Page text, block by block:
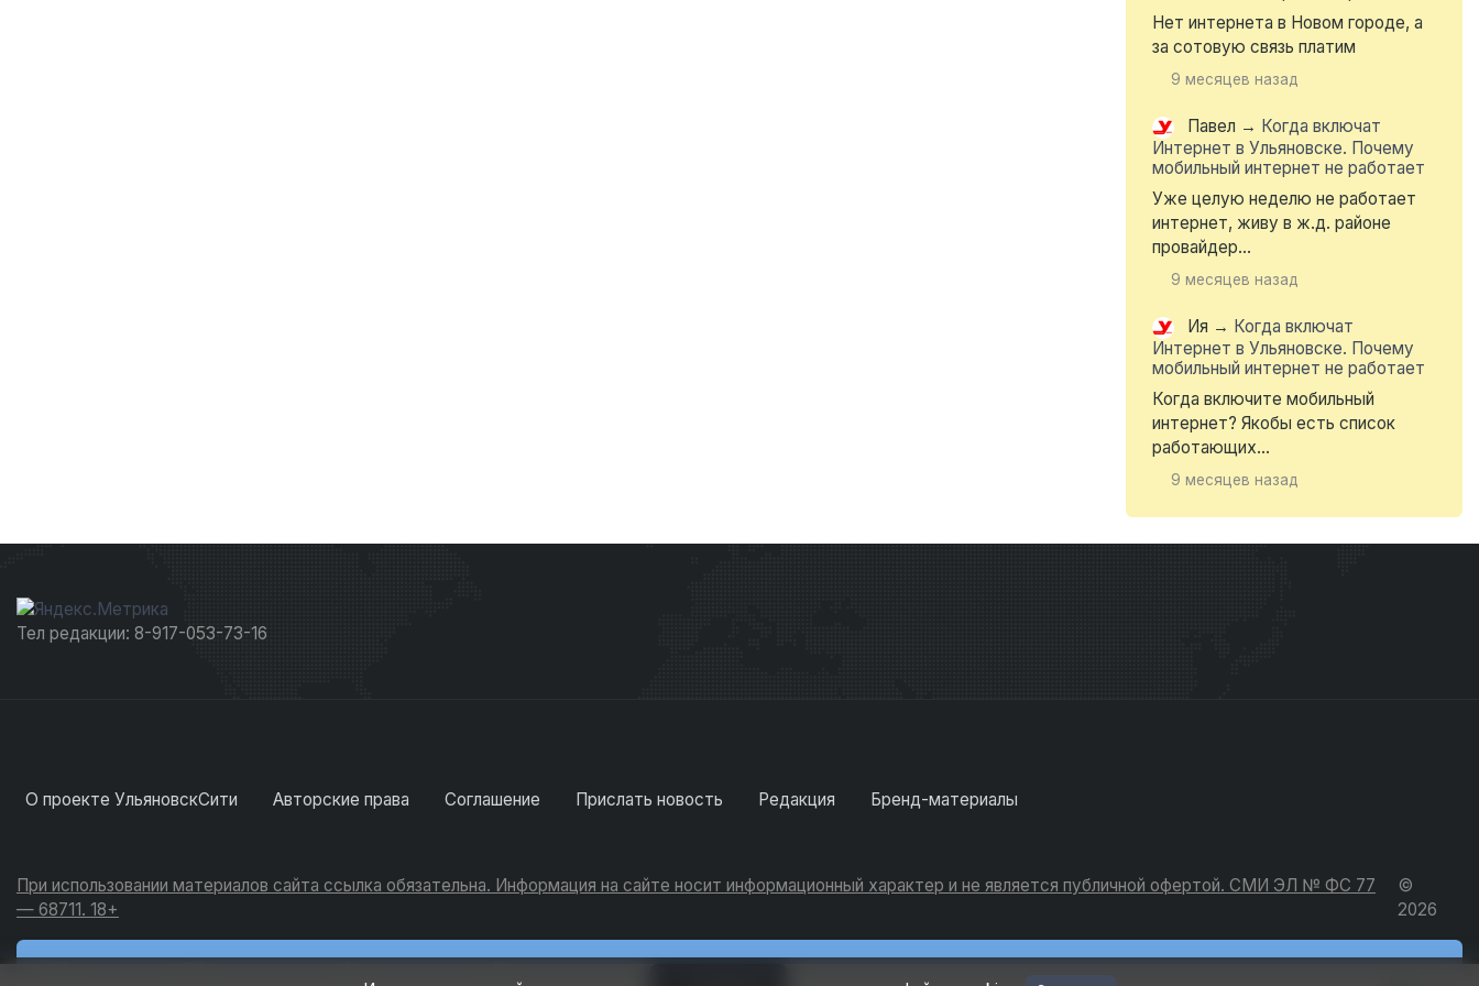
Нет интернета в Новом городе, а
за сотовую связь платим
9 месяцев назад
Павел → Когда включат
Интернет в Ульяновске. Почему
мобильный интернет не работает
Уже целую неделю не работает
интернет, живу в ж.д. районе
провайдер...
9 месяцев назад
Ия → Когда включат
Интернет в Ульяновске. Почему
мобильный интернет не работает
Когда включите мобильный
интернет? Якобы есть список
работающих...
9 месяцев назад
Тел редакции: 8-917-053-73-16
О проекте УльяновскСити Авторские права Соглашение Прислать новость Редакция Бренд-материалы
При использовании материалов сайта ссылка обязательна. Информация на сайте носит информационный характер и не является публичной офертой. СМИ ЭЛ № ФС 77
— 68711. 18+
©
2026